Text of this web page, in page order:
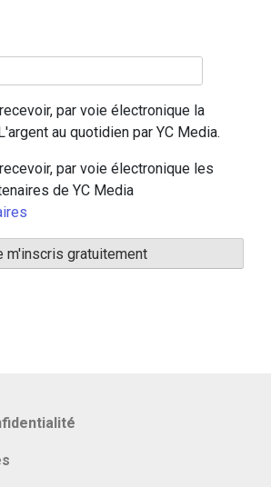
par voie électronique la
au quotidien par YC Media.
par voie électronique les
de YC Media